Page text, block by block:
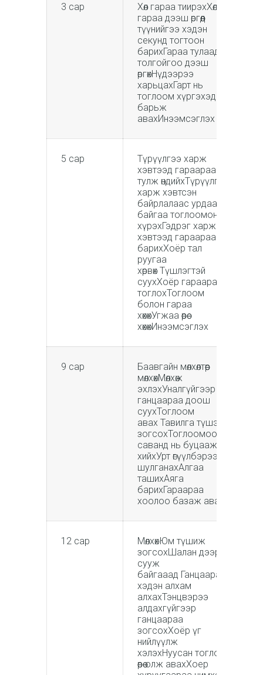
3 сар
Хөл гараа тиирэхХөл
гараа дээш өргөөд
түүнийгээ хэдэн
секунд тогтоон
барихГараа тулаад
толгойгоо дээш
өргөхНүдээрээ
харьцахГарт нь
тоглоом хүргэхэд өөрөө
барьж
авахИнээмсэглэх
5 сар
Түрүүлгээ харж
хэвтээд гараараа
тулж өндийхТүрүүлгээ
харж хэвтсэн
байрлалаас урдаа
байгаа тоглоомонд
хүрэхГэдрэг харж
хэвтээд гараараа хөлөө
барихХоёр тал
руугаа
хөрвөх Түшлэгтэй
суухХоёр гараараа
тоглохТоглоом
болон гараа
хөхөхУгжаа өөрөө
хөхөхИнээмсэглэх
9 сар
Баавгайн мөлхөлтөөр
мөлхөхМөлхөж
эхлэхУналгүйгээр
ганцаараа доош
суухТоглоом
авах Тавилга түшээд
зогсохТоглоомоо
саванд нь буцааж
хийхУрт өгүүлбэрээр
шулганахАлгаа
ташихАяга
барихГараараа
хоолоо базаж авах
12 сар
МөлхөхЮм түшиж
зогсохШалан дээр
сууж
байгааад Ганцаараа
хэдэн алхам
алхахТэнцвэрээ
алдахгүйгээр
ганцаараа
зогсохХоёр үг
нийлүүлж
хэлэхНуусан тоглоом
өөрөө олж авахХоер